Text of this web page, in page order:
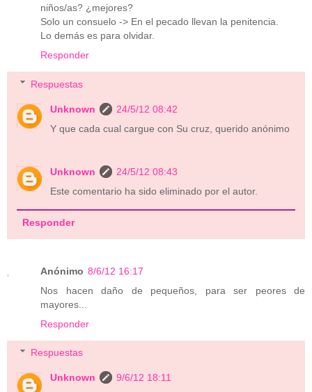
niños/as? ¿mejores?
Solo un consuelo -> En el pecado llevan la penitencia.
Lo demás es para olvidar.
Responder
Respuestas
Unknown
24/5/12 08:42
Y que cada cual cargue con Su cruz, querido anónimo
Unknown
24/5/12 08:43
Este comentario ha sido eliminado por el autor.
Responder
Anónimo 8/6/12 16:17
Nos hacen daño de pequeños, para ser peores de
mayores...
Responder
Respuestas
Unknown
9/6/12 18:11